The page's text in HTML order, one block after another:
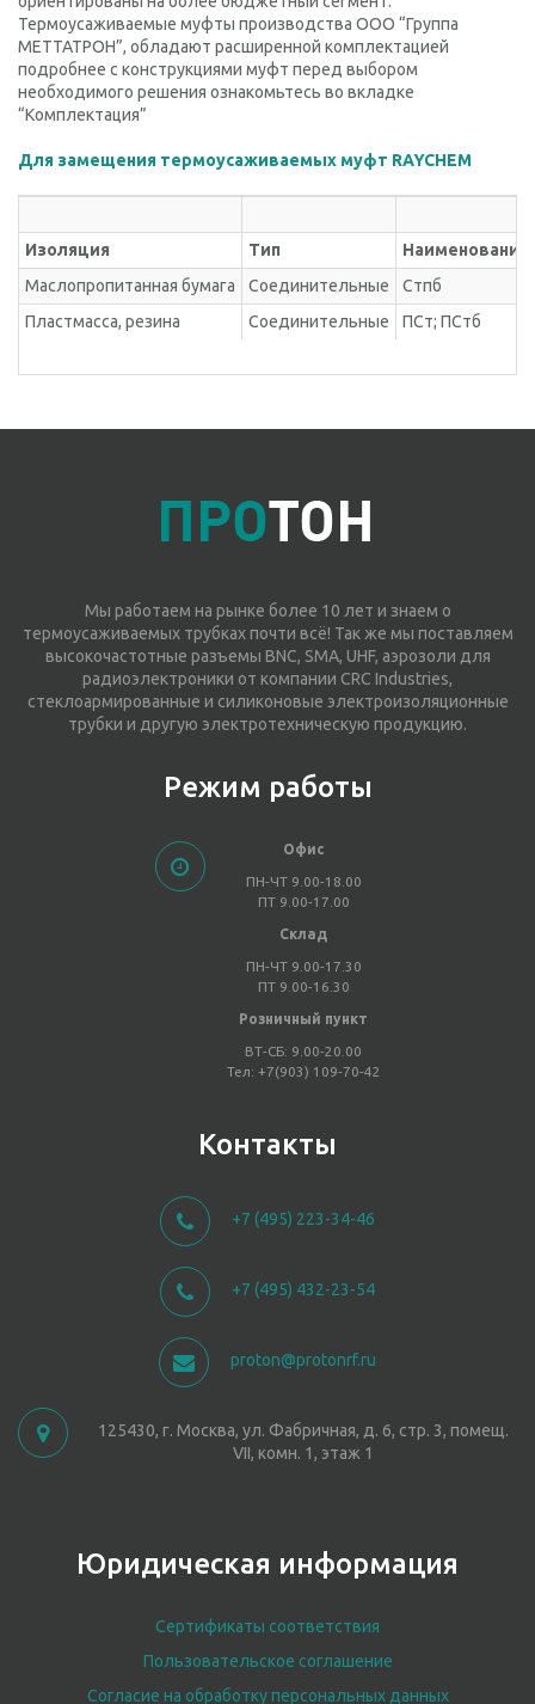
Термоусаживаемые муфты производства ООО “Группа
МЕТТАТРОН”, обладают расширенной комплектацией
подробнее с конструкциями муфт перед выбором
необходимого решения ознакомьтесь во вкладке
“Комплектация”
Для замещения термоусаживаемых муфт RAYCHEM
Изоляция Тип
Наименование
Маслопропитанная бумага
Соединительные
Стпб
Пластмасса, резина
Соединительные ПСт; ПСтб
Мы работаем на рынке более 10 лет и знаем о
термоусаживаемых трубках почти всё! Так же мы поставляем
высокочастотные разъемы BNC, SMA, UHF, аэрозоли для
радиоэлектроники от компании CRC Industries,
стеклоармированные и силиконовые электроизоляционные
трубки и другую электротехническую продукцию.
Режим работы
Офис
ПН-ЧТ 9.00-18.00
ПТ 9.00-17.00
Склад
ПН-ЧТ 9.00-17.30
ПТ 9.00-16.30
Розничный пункт
ВТ-СБ: 9.00-20.00
Тел: +7(903) 109-70-42
Контакты
+7 (495) 223-34-46
+7 (495) 432-23-54
proton@protonrf.ru
125430, г. Москва, ул. Фабричная, д. 6, стр. 3, помещ.
VII, комн. 1, этаж 1
Юридическая информация
Сертификаты соответствия
Пользовательское соглашение
Согласие на обработку персональных данных